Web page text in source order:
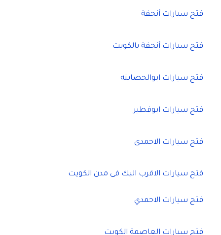
فتح سيارات أنجفة
فتح سيارات أنجفة بالكويت
فتح سيارات ابوالحصاينه
فتح سيارات ابوفطير
فتح سيارات الاحمدى
فتح سيارات الاقرب اليك فى مدن الكويت
فتح سيارات الاحمدي
فتح سيارات العاصمة الكويت